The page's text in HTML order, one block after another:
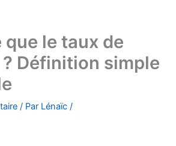
que le taux de
Définition simple
/ Par Lénaïc/